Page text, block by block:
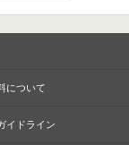
について
イドライン